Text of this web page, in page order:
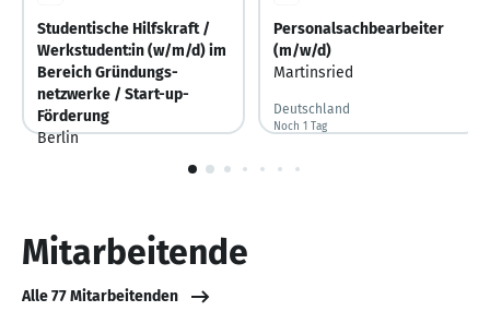
Studentische Hilfskraft /
Werkstudent:in (w/m/d) im
Bereich Gründungs­
netzwerke / Start-up-
Förderung
Berlin
Personalsachbearbeiter
(m/w/d)
Martinsried
Deutschland
Noch 1 Tag
Noch 1 Tag
Mitarbeitende
Alle 77 Mitarbeitenden